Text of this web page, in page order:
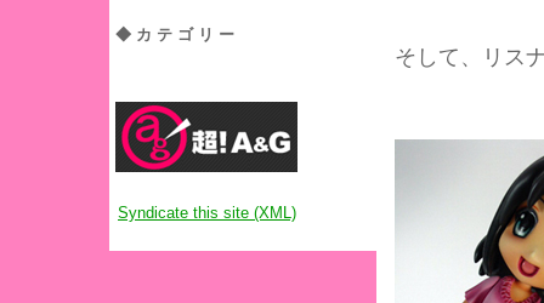
◆カテゴリー
Syndicate this site (XML)
そして、リス